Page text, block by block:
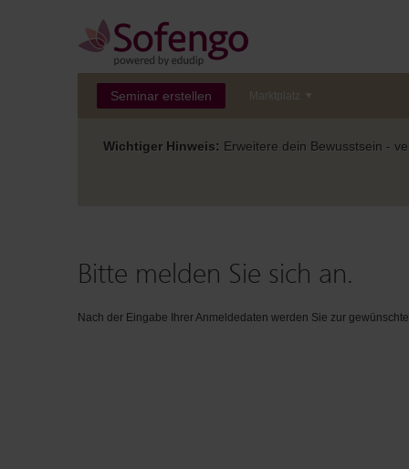
Seminar erstellen Marktplatz
Wichtiger Hinweis: Erweitere dein Bewusstsein -
Bitte melden Sie sich an.
Nach der Eingabe Ihrer Anmeldedaten werden Sie zur